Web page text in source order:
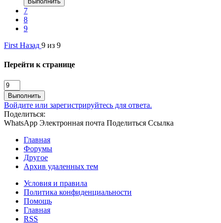
7
8
9
First Назад 9 из 9
Перейти к странице
Выполнить
Войдите или зарегистрируйтесь для ответа.
Поделиться:
WhatsApp Электронная почта Поделиться Ссылка
Главная
Форумы
Другое
Архив удаленных тем
Условия и правила
Политика конфиденциальности
Помощь
Главная
RSS